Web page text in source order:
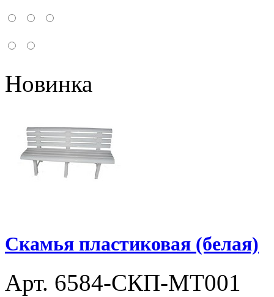
Новинка
Скамья пластиковая (белая)
Арт. 6584-СКП-МТ001